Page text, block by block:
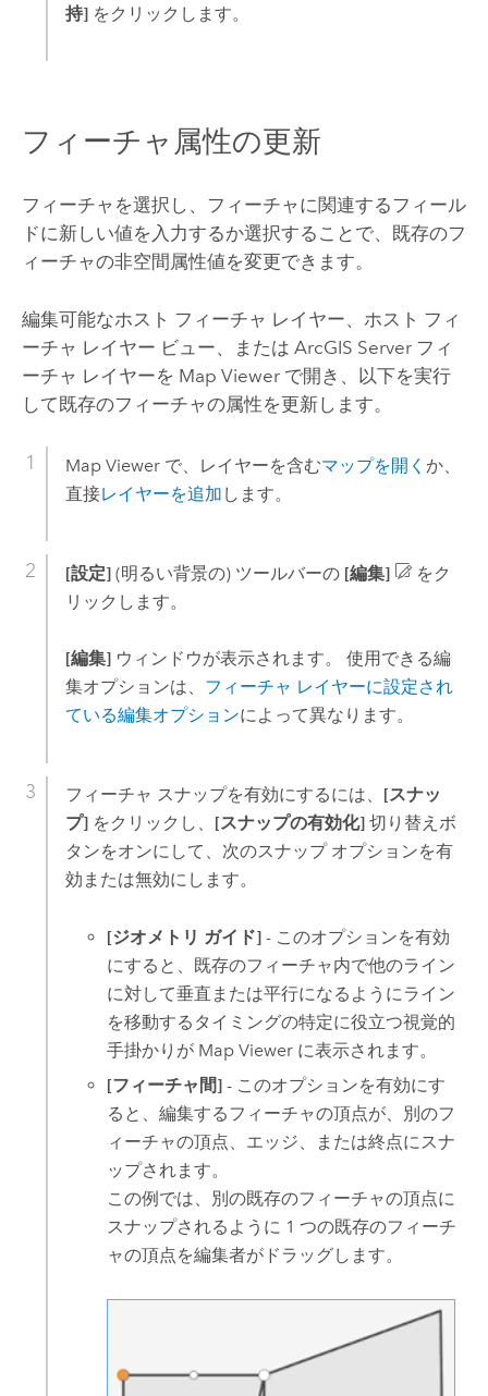
持]をクリックします。
フィーチャ属性の更新
フィーチャを選択し、フィーチャに関連するフィール
ドに新しい値を入力するか選択することで、既存のフ
ィーチャの非空間属性値を変更できます。
編集可能なホスト フィーチャ レイヤー、ホスト フィ
ーチャ レイヤー ビュー、または ArcGIS Serverフィ
ーチャ レイヤーを Map Viewerで開き、以下を実行
して既存のフィーチャの属性を更新します。
Map Viewerで、レイヤーを含むマップを開く か、
直接レイヤーを追加 します。
[設定](明るい背景の) ツールバーの [編集]
をク
リックします。
[編集]ウィンドウが表示されます。 使用できる編
集オプションは、 フィーチャ レイヤーに設定され
ている編集オプションによって異なります。
フィーチャ スナップを有効にするには、 [スナッ
プ]をクリックし、 [スナップの有効化]切り替えボ
タンをオンにして、次のスナップ オプションを有
効または無効にします。
[ジオメトリ ガイド] - このオプションを有効
にすると、既存のフィーチャ内で他のライン
に対して垂直または平行になるようにライン
を移動するタイミングの特定に役立つ視覚的
手掛かりが Map Viewer に表示されます。
[フィーチャ間] - このオプションを有効にす
ると、編集するフィーチャの頂点が、別のフ
ィーチャの頂点、エッジ、または終点にスナ
ップされます。
この例では、別の既存のフィーチャの頂点に
スナップされるように 1 つの既存のフィーチ
ャの頂点を編集者がドラッグします。